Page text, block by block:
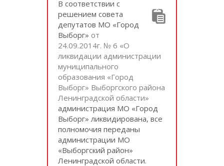
В соответствии с
решением совета
депутатов МО «Город
Выборг» от
24.09.2014г. № 6 «О
ликвидации администрации
муниципального
образования «Город
Выборг» Выборгского района
Ленинградской области»
администрация МО «Город
Выборг» ликвидирована, все
полномочия переданы
администрации МО
«Выборгский район»
Ленинградской области.